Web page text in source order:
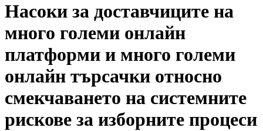
Насоки за доставчиците на
много големи онлайн
платформи и много големи
онлайн търсачки относно
смекчаването на системните
рискове за изборните процеси